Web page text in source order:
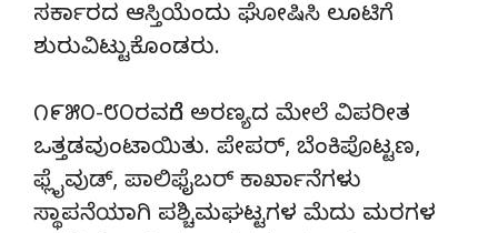
ಸರ್ಕಾರದ ಆಸ್ತಿಯೆಂದು ಘೋಷಿಸಿ ಲೂಟಿಗೆ
ಶುರುವಿಟ್ಟುಕೊಂಡರು.
೧೯೫೦-೮೦ರವರೆಗೆ ಅರಣ್ಯದ ಮೇಲೆ ವಿಪರೀತ
ಒತ್ತಡವುಂಟಾಯಿತು. ಪೇಪರ್, ಬೆಂಕಿಪೊಟ್ಟಣ,
ಫ್ಲೈವುಡ್, ಪಾಲಿಫೈಬರ್ ಕಾರ್ಖಾನೆಗಳು
ಸ್ಥಾಪನೆಯಾಗಿ ಪಶ್ಚಿಮಘಟ್ಟಗಳ ಮೆದು ಮರಗಳ